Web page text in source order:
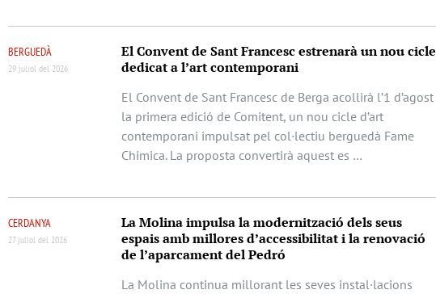
BERGUEDÀ
29 juliol del 2026
El Convent de Sant Francesc estrenarà un nou cicle
dedicat a l’art contemporani
El Convent de Sant Francesc de Berga acollirà l’1 d’agost
la primera edició de Comitent, un nou cicle d’art
contemporani impulsat pel col·lectiu berguedà Fame
Chimica. La proposta convertirà aquest es …
CERDANYA
27 juliol del 2026
La Molina impulsa la modernització dels seus
espais amb millores d’accessibilitat i la renovació
de l’aparcament del Pedró
La Molina continua millorant les seves instal·lacions